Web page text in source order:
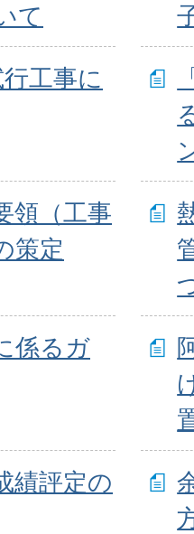
て
行工事に
領（工事
策定
係るガ
績評定の